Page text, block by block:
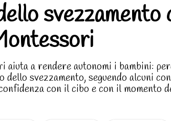
svezzamento
aiuta a rendere autonomi i bambini:
dello svezzamento, seguendo alcuni
con il cibo e con il momento